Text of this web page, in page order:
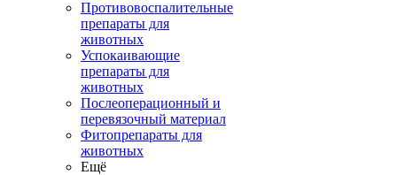
Противовоспалительные
препараты для
животных
Успокаивающие
препараты для
животных
Послеоперационный и
перевязочный материал
Фитопрепараты для
животных
Ещё